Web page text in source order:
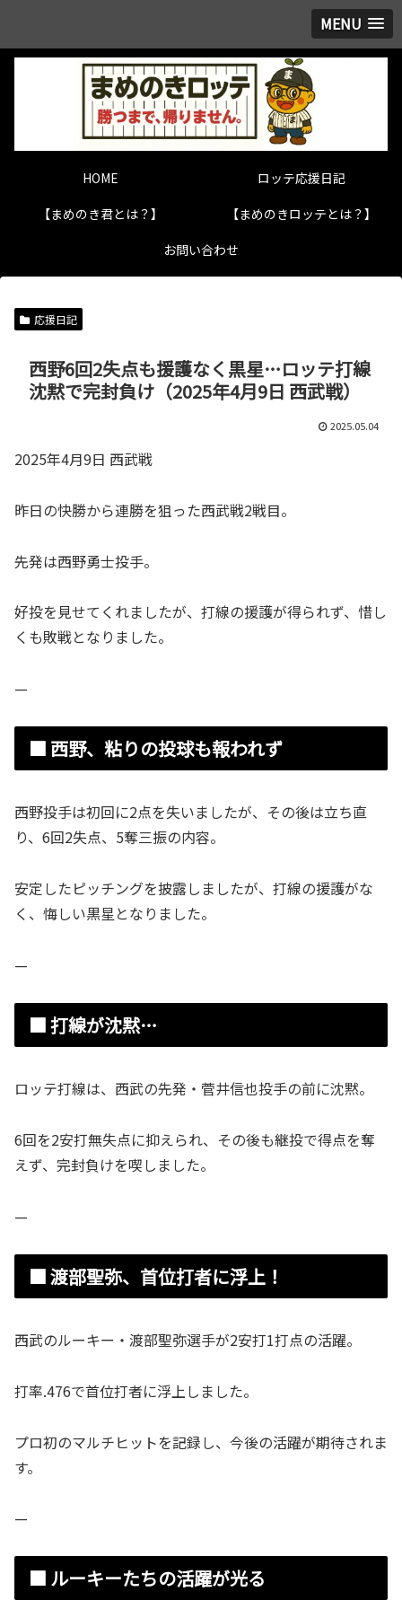
MENU
HOME
ロッテ応援日記
【まめのき君とは？】
【まめのきロッテとは？】
お問い合わせ
応援日記
西野6回2失点も援護なく黒星…ロッテ打線
沈黙で完封負け（2025年4月9日 西武戦）
2025.05.04
2025年4月9日 西武戦
昨日の快勝から連勝を狙った西武戦2戦目。
先発は西野勇士投手。
好投を見せてくれましたが、打線の援護が得られず、惜し
くも敗戦となりました。
—
■ 西野、粘りの投球も報われず
西野投手は初回に2点を失いましたが、その後は立ち直
り、6回2失点、5奪三振の内容。
安定したピッチングを披露しましたが、打線の援護がな
く、悔しい黒星となりました。
—
■ 打線が沈黙…
ロッテ打線は、西武の先発・菅井信也投手の前に沈黙。
6回を2安打無失点に抑えられ、その後も継投で得点を奪
えず、完封負けを喫しました。
—
■ 渡部聖弥、首位打者に浮上！
西武のルーキー・渡部聖弥選手が2安打1打点の活躍。
打率.476で首位打者に浮上しました。
プロ初のマルチヒットを記録し、今後の活躍が期待されま
す。
—
■ ルーキーたちの活躍が光る